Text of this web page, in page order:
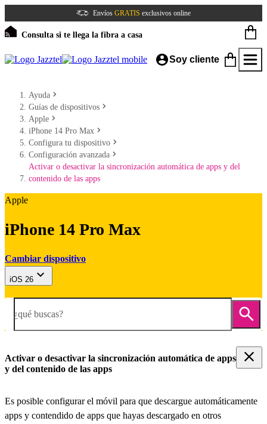
Envíos GRATIS exclusivos online
Consulta si te llega la fibra a casa
Soy cliente
Ayuda
Guías de dispositivos
Apple
iPhone 14 Pro Max
Configura tu dispositivo
Configuración avanzada
Activar o desactivar la sincronización automática de apps y del
contenido de las apps
Apple
iPhone 14 Pro Max
Cambiar dispositivo
iOS 26
¿qué buscas?
Activar o desactivar la sincronización automática de apps
y del contenido de las apps
Es posible configurar el móvil para que descargue automáticamente
apps y contendido de apps que hayas descargado en otros